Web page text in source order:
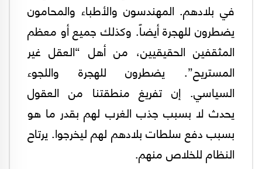
في بلادهم. المهندسون والأطباء والمحامون
يضطرون للهجرة أيضاً. وكذلك جميع أو معظم
المثقفين الحقيقيين، من أهل “العقل غير
المستريح”. يضطرون للهجرة واللجوء
السياسي. إن تفريغ منطقتنا من العقول
يحدث لا بسبب جذب الغرب لهم بقدر ما هو
بسبب دفع سلطات بلادهم لهم ليخرجوا. يرتاح
النظام للخلاص منهم.